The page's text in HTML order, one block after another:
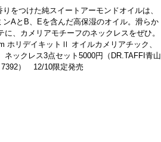
りをつけた純スイートアーモンドオイルは、
ンAとB、Eを含んだ高保湿のオイル。滑らか
に、カメリアモチーフのネックレスをぜひ。
ホリデイキットⅡ オイルカメリアチック、
ネックレス3点セット5000円（DR.TAFFI青山
） 12/10限定発売